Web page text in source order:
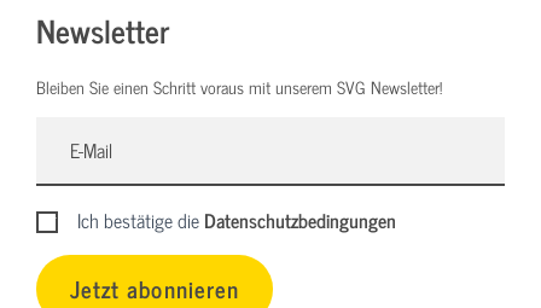
Newsletter
Bleiben Sie einen Schritt voraus mit unserem SVG Newsletter!
Ich bestätige dieDatenschutzbedingungen
Jetzt abonnieren